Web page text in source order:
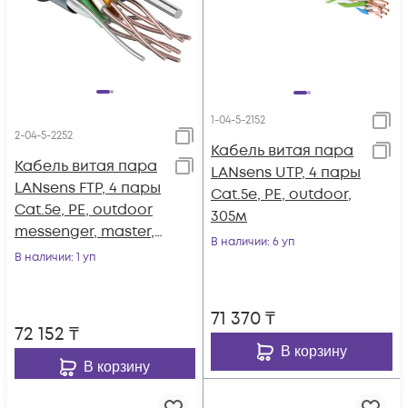
2-04-5-2252
Кабель витая пара
LANsens FTP, 4 пары
Cat.5e, PE, outdoor
messenger, master,
305м
В наличии: 1 уп
72 152 ₸
В корзину
1-04-5-2152
Кабель витая пара
LANsens UTP, 4 пары
Cat.5e, PE, outdoor,
305м
В наличии: 6 уп
71 370₸
В корзину